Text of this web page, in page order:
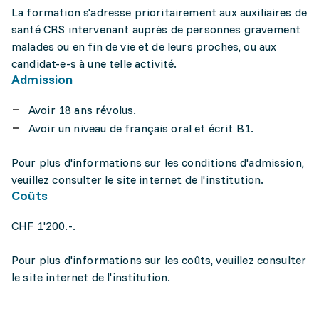
La formation s'adresse prioritairement aux auxiliaires de
santé CRS intervenant auprès de personnes gravement
malades ou en fin de vie et de leurs proches, ou aux
candidat-e-s à une telle activité.
Admission
Avoir 18 ans révolus.
Avoir un niveau de français oral et écrit B1.
Pour plus d'informations sur les conditions d'admission,
veuillez consulter le site internet de l'institution.
Coûts
CHF 1'200.-.
Pour plus d'informations sur les coûts, veuillez consulter
le site internet de l'institution.